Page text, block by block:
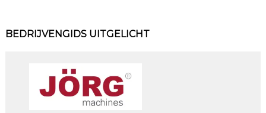
BEDRIJVENGIDS UITGELICHT